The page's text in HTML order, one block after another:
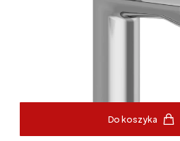
Do koszyka